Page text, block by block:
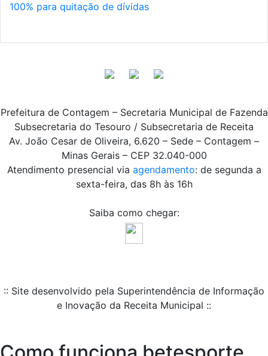
100% para quitação de dívidas
Prefeitura de Contagem – Secretaria Municipal de Fazenda
Subsecretaria do Tesouro / Subsecretaria de Receita
Av. João Cesar de Oliveira, 6.620 – Sede – Contagem –
Minas Gerais – CEP 32.040-000
Atendimento presencial via agendamento: de segunda a
sexta-feira, das 8h às 16h
Saiba como chegar:
:: Site desenvolvido pela Superintendência de Informação
e Inovação da Receita Municipal ::